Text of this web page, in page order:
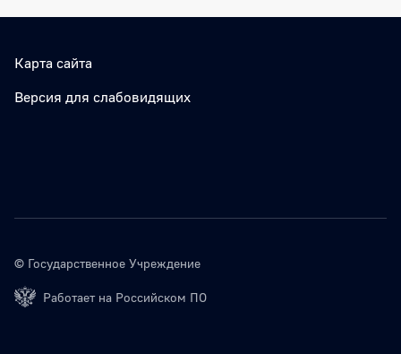
Карта сайта
Версия для слабовидящих
© Государственное Учреждение
Работает на Российском ПО